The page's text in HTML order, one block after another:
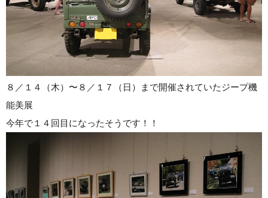
８／１４（木）〜８／１７（日）まで開催されていたジープ機
能美展
今年で１４回目になったそうです！！